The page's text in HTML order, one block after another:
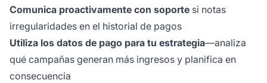
Comunica proactivamente con soporte si notas
irregularidades en el historial de pagos
Utiliza los datos de pago para tu estrategia—analiza
qué campañas generan más ingresos y planifica en
consecuencia